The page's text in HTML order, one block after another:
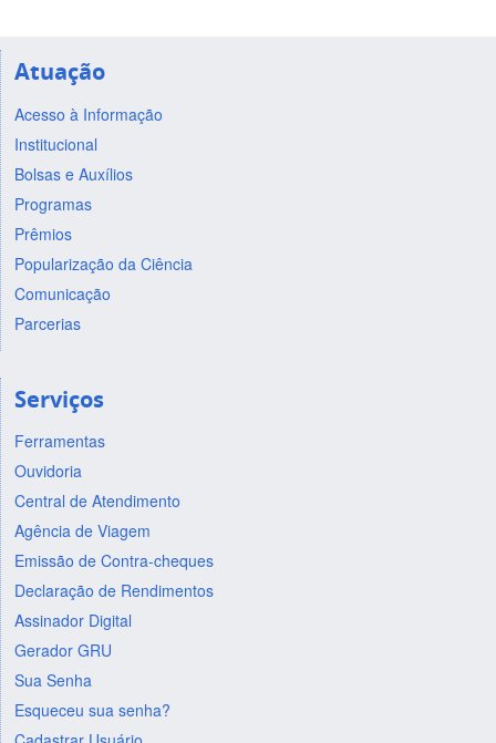
Atuação
Acesso à Informação
Institucional
Bolsas e Auxílios
Programas
Prêmios
Popularização da Ciência
Comunicação
Parcerias
Serviços
Ferramentas
Ouvidoria
Central de Atendimento
Agência de Viagem
Emissão de Contra-cheques
Declaração de Rendimentos
Assinador Digital
Gerador GRU
Sua Senha
Esqueceu sua senha?